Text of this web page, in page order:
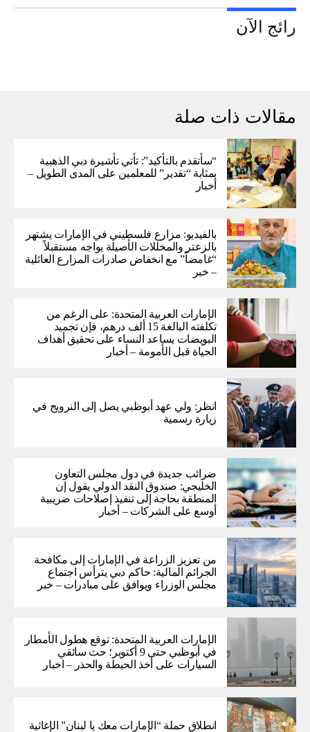
رائج الآن
مقالات ذات صلة
“سأتقدم بالتأكيد”: تأتي تأشيرة دبي الذهبية
بمثابة “تقدير” للمعلمين على المدى الطويل –
أخبار
بالفيديو: مزارع فلسطيني في الإمارات يشتهر
بالزعتر والمخللات الأصيلة يواجه مستقبلاً
“غامضاً” ​​مع انخفاض صادرات المزارع العائلية
– خبر
الإمارات العربية المتحدة: على الرغم من
تكلفته البالغة 15 ألف درهم، فإن تجميد
البويضات يساعد النساء على تحقيق أهداف
الحياة قبل الأمومة – أخبار
انظر: ولي عهد أبوظبي يصل إلى النرويج في
زيارة رسمية
ضرائب جديدة في دول مجلس التعاون
الخليجي: صندوق النقد الدولي يقول إن
المنطقة بحاجة إلى تنفيذ إصلاحات ضريبية
أوسع على الشركات – أخبار
من تعزيز الزراعة في الإمارات إلى مكافحة
الجرائم المالية: حاكم دبي يترأس اجتماع
مجلس الوزراء ويوافق على مبادرات – خبر
الإمارات العربية المتحدة: توقع هطول الأمطار
في أبوظبي حتى 9 أكتوبر؛ حث سائقي
السيارات على أخذ الحيطة والحذر – اخبار
انطلاق حملة “الإمارات معك يا لبنان” الإغاثية